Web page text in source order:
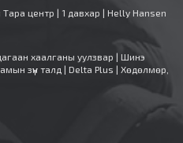
Тара центр | 1 давхар | Helly Hansen
хаалганы уулзвар | Шинэ
зүүн талд | Delta Plus | Хөдөлмөр,